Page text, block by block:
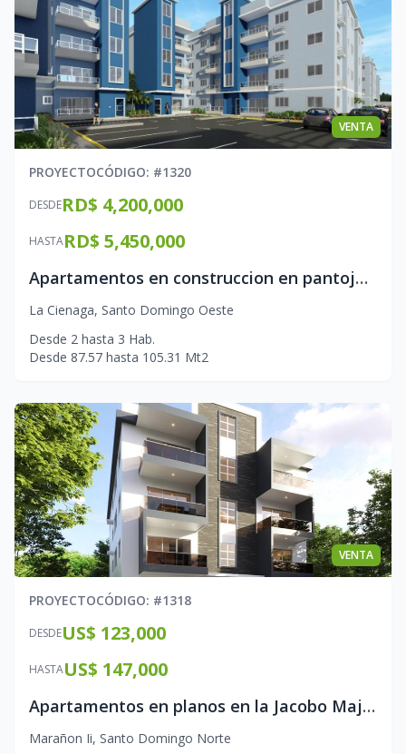
VENTA
PROYECTOCÓDIGO: #1320
DESDERD$ 4,200,000
HASTARD$ 5,450,000
Apartamentos en construccion en pantoja Santo Domingo Oeste
La Cienaga, Santo Domingo Oeste
Desde 2 hasta 3 Hab.
Desde 87.57 hasta 105.31 Mt2
VENTA
PROYECTOCÓDIGO: #1318
DESDEUS$ 123,000
HASTAUS$ 147,000
Apartamentos en planos en la Jacobo Majluta
Marañon Ii, Santo Domingo Norte